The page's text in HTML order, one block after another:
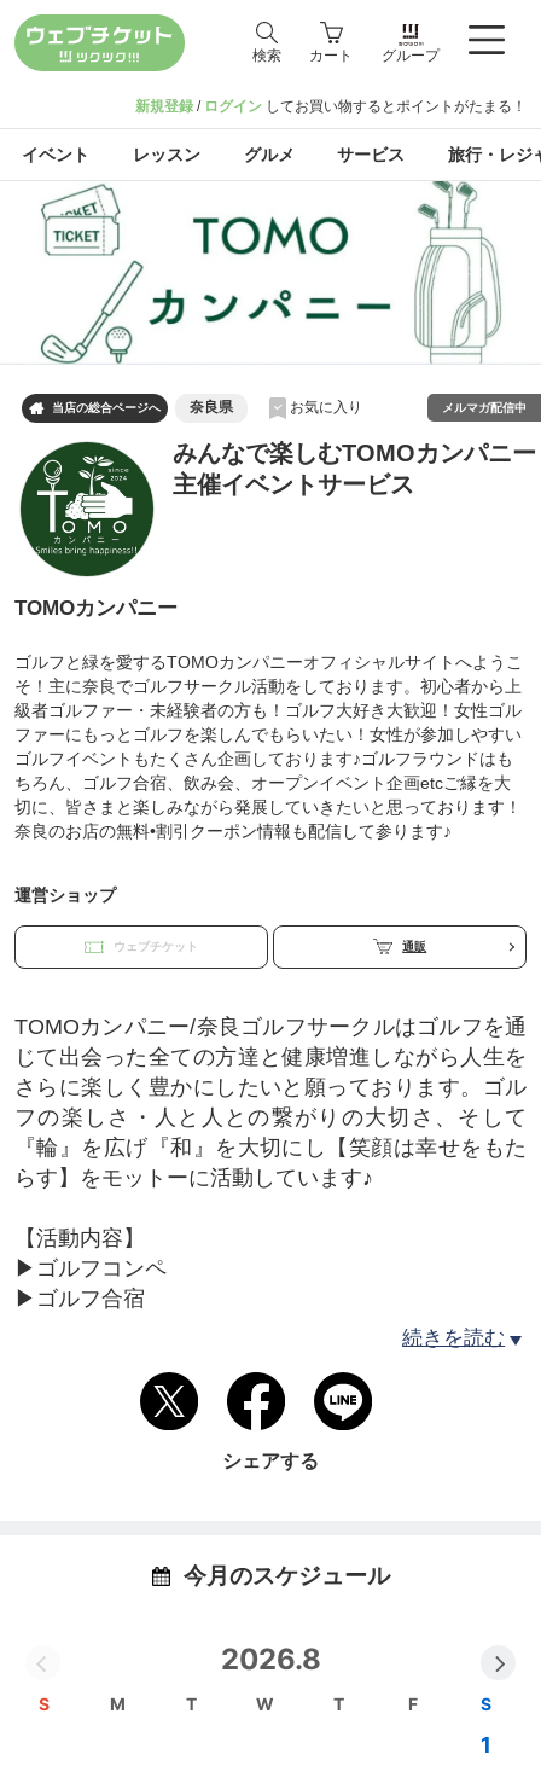
検索 カート グループ
新規登録 / ログイン してお買い物するとポイントがたまる！
イベント レッスン グルメ サービス 旅行・レジ
 当店の総合ページへ 奈良県 お気に入り メルマガ配信中
みんなで楽しむTOMOカンパニー
主催イベントサービス
TOMOカンパニー
ゴルフと緑を愛するTOMOカンパニーオフィシャルサイトへようこ
そ！主に奈良でゴルフサークル活動をしております。初心者から上
級者ゴルファー・未経験者の方も！ゴルフ大好き大歓迎！女性ゴル
ファーにもっとゴルフを楽しんでもらいたい！女性が参加しやすい
ゴルフイベントもたくさん企画しております♪ゴルフラウンドはも
ちろん、ゴルフ合宿、飲み会、オープンイベント企画etcご縁を大
切に、皆さまと楽しみながら発展していきたいと思っております！
奈良のお店の無料•割引クーポン情報も配信して参ります♪
運営ショップ
ウェブチケット 通販
TOMOカンパニー/奈良ゴルフサークルはゴルフを通
じて出会った全ての方達と健康増進しながら人生を
さらに楽しく豊かにしたいと願っております。ゴル
フの楽しさ・人と人との繋がりの大切さ、そして
『輪』を広げ『和』を大切にし【笑顔は幸せをもた
らす】をモットーに活動しています♪
【活動内容】
▶︎ゴルフコンペ
▶︎ゴルフ合宿
▶︎奈良の情報配信
--------------------------------
続きを読む
シェアする
今月のスケジュール
2026.8
S M T W T F S
1